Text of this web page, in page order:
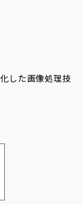
した画像処理技